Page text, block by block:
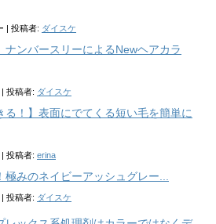
| 投稿者: ダイスケ
ナンバースリーによるNewヘアカラ
| 投稿者: ダイスケ
る！】表面にでてくる短い毛を簡単に
| 投稿者: erina
極みのネイビーアッシュグレー...
| 投稿者: ダイスケ